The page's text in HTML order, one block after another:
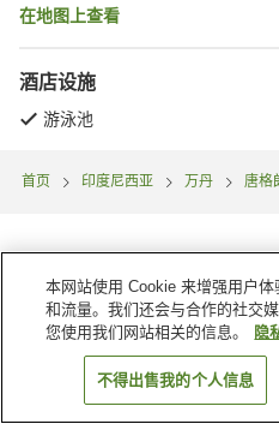
在地图上查看
酒店设施
游泳池
首页 印度尼西亚 万丹 唐格
搜索
本网站使用 Cookie 来增强用户
和流量。我们还会与合作的社交
您使用我们网站相关的信息。
隐
不得出售我的个人信息